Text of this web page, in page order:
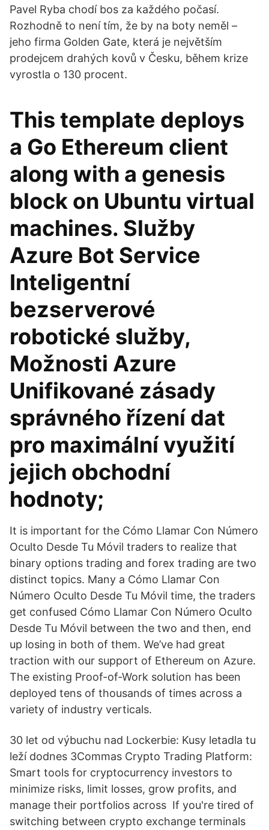
Pavel Ryba chodí bos za každého počasí.
Rozhodně to není tím, že by na boty neměl –
jeho firma Golden Gate, která je největším
prodejcem drahých kovů v Česku, během krize
vyrostla o 130 procent.
This template deploys
a Go Ethereum client
along with a genesis
block on Ubuntu virtual
machines. Služby
Azure Bot Service
Inteligentní
bezserverové
robotické služby,
Možnosti Azure
Unifikované zásady
správného řízení dat
pro maximální využití
jejich obchodní
hodnoty;
It is important for the Cómo Llamar Con Número
Oculto Desde Tu Móvil traders to realize that
binary options trading and forex trading are two
distinct topics. Many a Cómo Llamar Con
Número Oculto Desde Tu Móvil time, the traders
get confused Cómo Llamar Con Número Oculto
Desde Tu Móvil between the two and then, end
up losing in both of them. We’ve had great
traction with our support of Ethereum on Azure.
The existing Proof-of-Work solution has been
deployed tens of thousands of times across a
variety of industry verticals.
30 let od výbuchu nad Lockerbie: Kusy letadla tu
leží dodnes 3Commas Crypto Trading Platform:
Smart tools for cryptocurrency investors to
minimize risks, limit losses, grow profits, and
manage their portfolios across If you're tired of
switching between crypto exchange terminals